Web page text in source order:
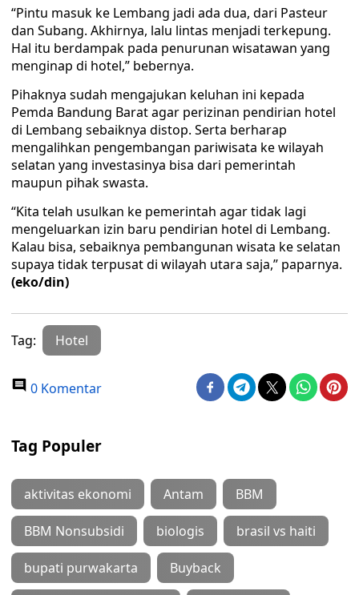
“Pintu masuk ke Lembang jadi ada dua, dari Pasteur
dan Subang. Akhirnya, lalu lintas menjadi terkepung.
Hal itu berdampak pada penurunan wisatawan yang
menginap di hotel,” bebernya.
Pihaknya sudah mengajukan keluhan ini kepada
Pemda Bandung Barat agar perizinan pendirian hotel
di Lembang sebaiknya distop. Serta berharap
mengalihkan pengembangan pariwisata ke wilayah
selatan yang investasinya bisa dari pemerintah
maupun pihak swasta.
“Kita telah usulkan ke pemerintah agar tidak lagi
mengeluarkan izin baru pendirian hotel di Lembang.
Kalau bisa, sebaiknya pembangunan wisata ke selatan
supaya tidak terpusat di wilayah utara saja,” paparnya.
(eko/din)
Tag: Hotel
0 Komentar
Tag Populer
aktivitas ekonomi Antam BBM
BBM Nonsubsidi biologis brasil vs haiti
bupati purwakarta Buyback